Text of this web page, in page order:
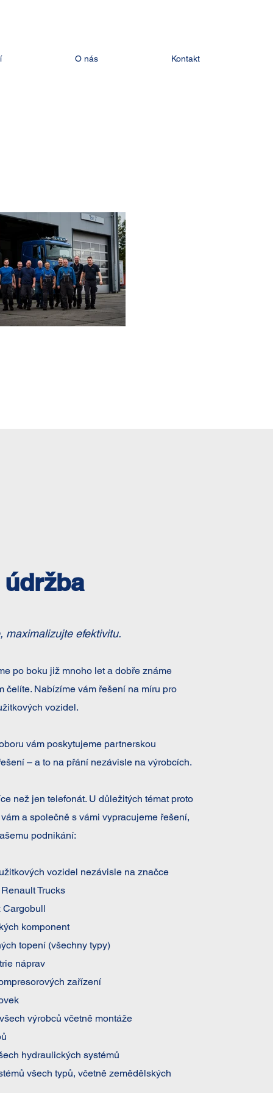
O nás Kontakt
maximalizujte efektivitu.
po boku již mnoho let a dobře známe
čelíte. Nabízíme vám řešení na míru pro
vozidel.
vám poskytujeme partnerskou
– a to na přání nezávisle na výrobcích.
než jen telefonát. U důležitých témat proto
a společně s vámi vypracujeme řešení,
podnikání:
vozidel nezávisle na značce
Trucks
Cargobull
komponent
topení (všechny typy)
náprav
zařízení
výrobců včetně montáže
hydraulických systémů
všech typů, včetně zemědělských